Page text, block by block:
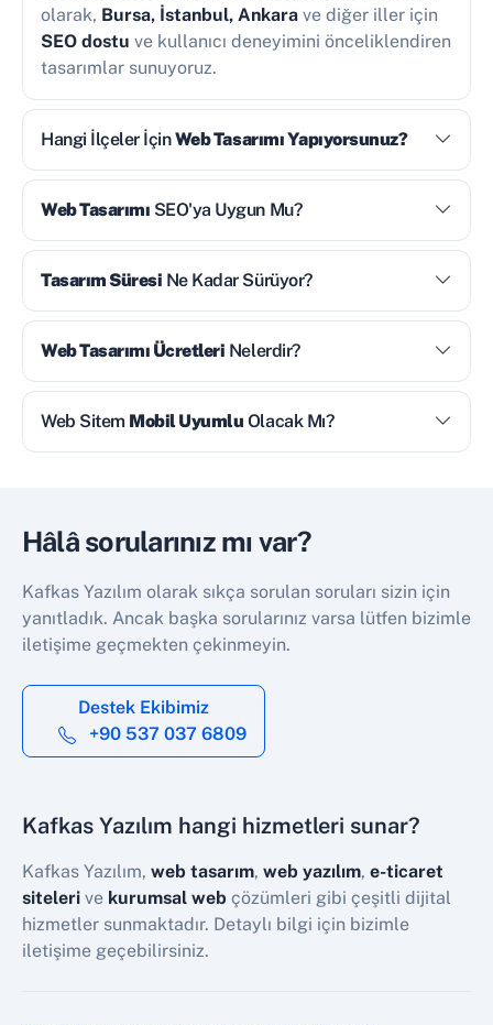
olarak, Bursa, İstanbul, Ankara ve diğer iller için
SEO dostu ve kullanıcı deneyimini önceliklendiren
tasarımlar sunuyoruz.
Hangi İlçeler İçinWeb Tasarımı Yapıyorsunuz?
Web Tasarımı SEO'ya Uygun Mu?
Tasarım Süresi Ne Kadar Sürüyor?
Web Tasarımı Ücretleri Nelerdir?
Web Sitem Mobil Uyumlu Olacak Mı?
Hâlâ sorularınız mı var?
Kafkas Yazılım olarak sıkça sorulan soruları sizin için
yanıtladık. Ancak başka sorularınız varsa lütfen bizimle
iletişime geçmekten çekinmeyin.
Destek Ekibimiz
+90 537 037 6809
Kafkas Yazılım hangi hizmetleri sunar?
Kafkas Yazılım, web tasarım, web yazılım, e-ticaret
siteleri ve kurumsal web çözümleri gibi çeşitli dijital
hizmetler sunmaktadır. Detaylı bilgi için bizimle
iletişime geçebilirsiniz.